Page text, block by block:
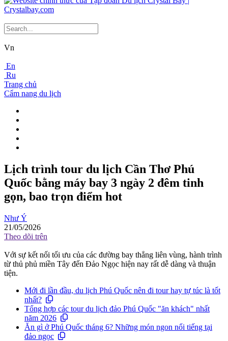
Vn
En
Ru
Trang chủ
Cẩm nang du lịch
Lịch trình tour du lịch Cần Thơ Phú
Quốc bằng máy bay 3 ngày 2 đêm tinh
gọn, bao trọn điểm hot
Như Ý
21/05/2026
Theo dõi trên
Với sự kết nối tối ưu của các đường bay thẳng liên vùng, hành trình
từ thủ phủ miền Tây đến Đảo Ngọc hiện nay rất dễ dàng và thuận
tiện.
Mới đi lần đầu, du lịch Phú Quốc nên đi tour hay tự túc là tốt
nhất?
Tổng hợp các tour du lịch đảo Phú Quốc "ăn khách" nhất
năm 2026
Ăn gì ở Phú Quốc tháng 6? Những món ngon nổi tiếng tại
đảo ngọc